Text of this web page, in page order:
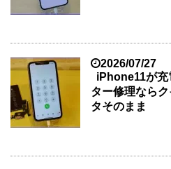
2026/07/27
iPhone11が充
ター修理なら
タそのまま